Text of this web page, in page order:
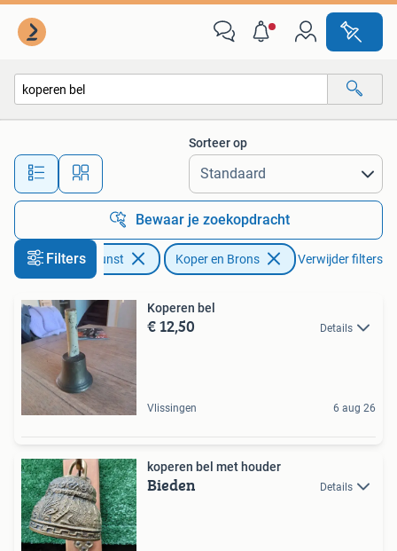
Alle afstanden…
Sorteer op
Bewaar je zoekopdracht
Filters
Antiek en Kunst Koper en Brons Verwijder filters
Koperen bel
€ 12,50 Details
Vlissingen 6 aug 26
koperen bel met houder
Bieden Details